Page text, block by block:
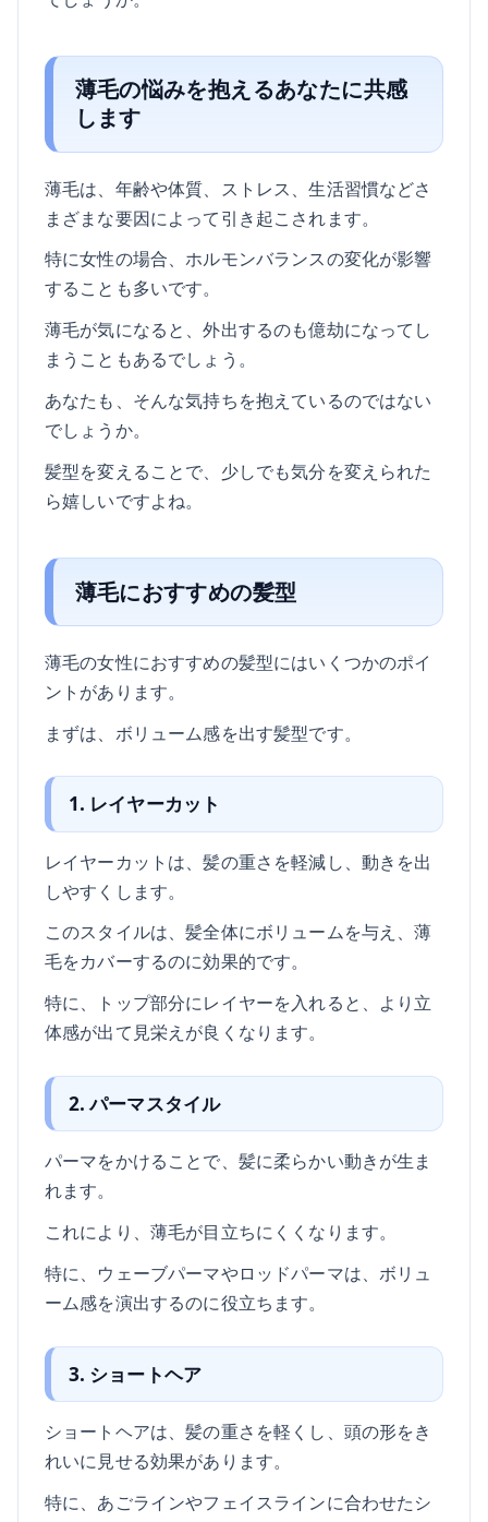
薄毛の悩みを抱えるあなたに共感
します
薄毛は、年齢や体質、ストレス、生活習慣などさ
まざまな要因によって引き起こされます。
特に女性の場合、ホルモンバランスの変化が影響
することも多いです。
薄毛が気になると、外出するのも億劫になってし
まうこともあるでしょう。
あなたも、そんな気持ちを抱えているのではない
でしょうか。
髪型を変えることで、少しでも気分を変えられた
ら嬉しいですよね。
薄毛におすすめの髪型
薄毛の女性におすすめの髪型にはいくつかのポイ
ントがあります。
まずは、ボリューム感を出す髪型です。
1. レイヤーカット
レイヤーカットは、髪の重さを軽減し、動きを出
しやすくします。
このスタイルは、髪全体にボリュームを与え、薄
毛をカバーするのに効果的です。
特に、トップ部分にレイヤーを入れると、より立
体感が出て見栄えが良くなります。
2. パーマスタイル
パーマをかけることで、髪に柔らかい動きが生ま
れます。
これにより、薄毛が目立ちにくくなります。
特に、ウェーブパーマやロッドパーマは、ボリュ
ーム感を演出するのに役立ちます。
3. ショートヘア
ショートヘアは、髪の重さを軽くし、頭の形をき
れいに見せる効果があります。
特に、あごラインやフェイスラインに合わせたシ